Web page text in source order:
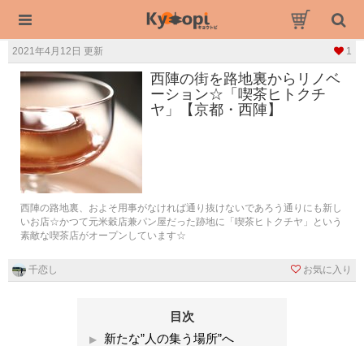
2021年4月12日 更新 1
西陣の街を路地裏からリノベ
ーション☆「喫茶ヒトクチ
ヤ」【京都・西陣】
西陣の路地裏、およそ用事がなければ通り抜けないであろう通りにも新し
いお店☆かつて元米穀店兼パン屋だった跡地に「喫茶ヒトクチヤ」という
素敵な喫茶店がオープンしています☆
千恋し お気に入り
目次
新たな”人の集う場所”へ